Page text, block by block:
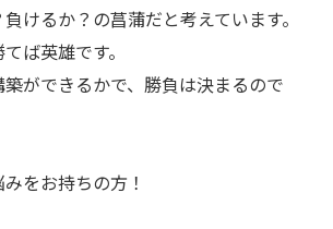
けるか？の菖蒲だと考えています。
ば英雄です。
ができるかで、勝負は決まるので
をお持ちの方！